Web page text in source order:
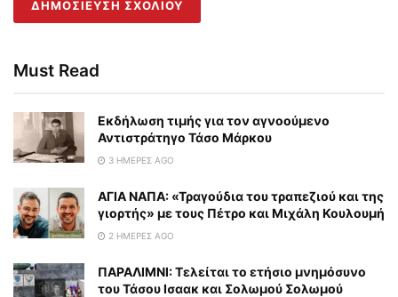
Must Read
Εκδήλωση τιμής για τον αγνοούμενο
Αντιστράτηγο Τάσο Μάρκου
3 ΗΜΈΡΕΣ AGO
ΑΓΙΑ ΝΑΠΑ: «Τραγούδια του τραπεζιού και της
γιορτής» με τους Πέτρο και Μιχάλη Κουλουμή
2 ΗΜΈΡΕΣ AGO
ΠΑΡΑΛΙΜΝΙ: Τελείται το ετήσιο μνημόσυνο
του Τάσου Ισαακ και Σολωμού Σολωμού